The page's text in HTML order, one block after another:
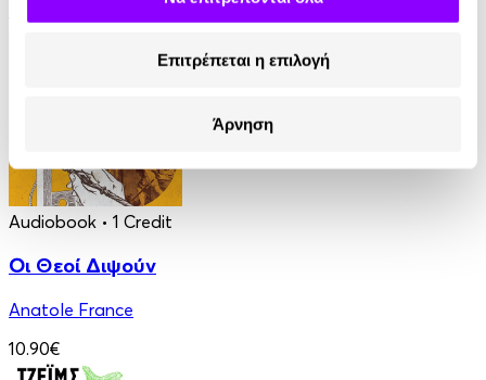
Επιτρέπεται η επιλογή
Άρνηση
13.90€
Audiobook • 1 Credit
Οι Θεοί Διψούν
Anatole France
10.90€